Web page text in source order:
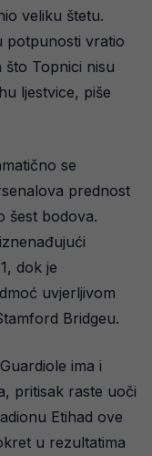
veliku štetu.
potpunosti vratio
Topnici nisu
ljestvice, piše
se
prednost
šest bodova.
dok je
uvjerljivom
Bridgeu.
ima i
pritisak raste uoči
Etihad ove
u rezultatima